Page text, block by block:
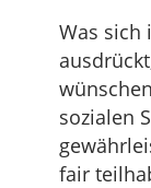
Was sich
sozialen
fair